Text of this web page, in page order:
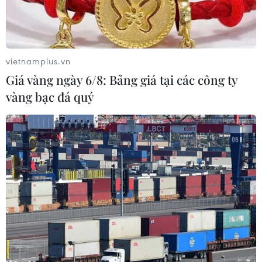
Ảnh minh họa. (Nguồn: www.autoblog.com)
Các hãng xe hơi Nhật Bản cho rằng việc sử dụng
các dòng xe sản xuất tại nước ngoài phục vụ
nhu cầu trong nước đang là một động lực để
thúc đẩy nhu cầu của cả hai thị trường trong và
vietnamplus.vn
Giá vàng ngày 6/8: Bảng giá tại các công ty
vàng bạc đá quý